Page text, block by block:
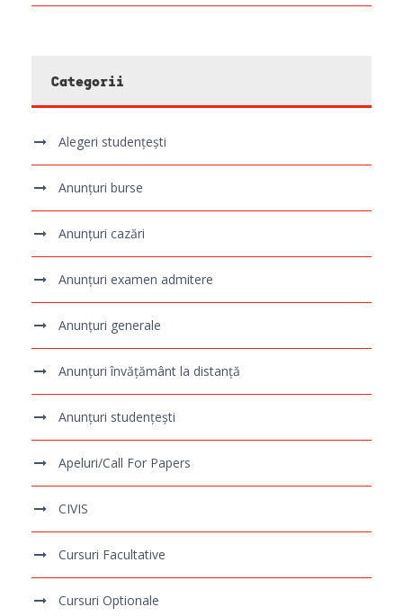
Categorii
Alegeri studențești
Anunțuri burse
Anunțuri cazări
Anunțuri examen admitere
Anunțuri generale
Anunțuri învățământ la distanță
Anunțuri studențești
Apeluri/Call For Papers
CIVIS
Cursuri Facultative
Cursuri Optionale